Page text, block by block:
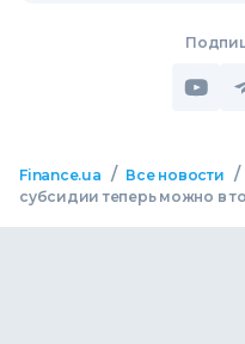
Finance.ua / Все новости /
субсидии теперь можно в